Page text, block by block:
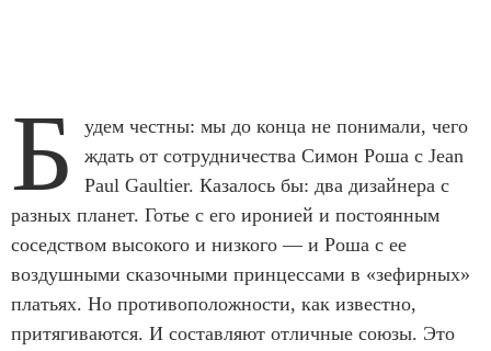
Б
удем честны: мы до конца не понимали, чего
ждать от сотрудничества Симон Роша с Jean
Paul Gaultier. Казалось бы: два дизайнера с
разных планет. Готье с его иронией и постоянным
соседством высокого и низкого — и Роша с ее
воздушными сказочными принцессами в «зефирных»
платьях. Но противоположности, как известно,
притягиваются. И составляют отличные союзы. Это